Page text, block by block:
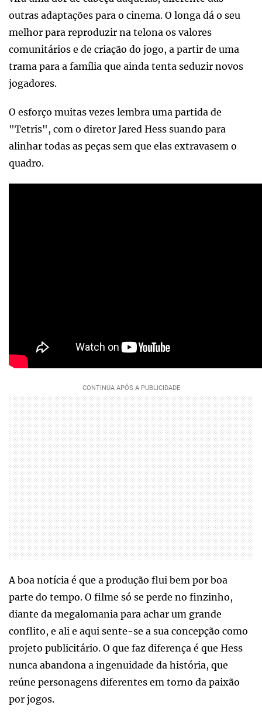
outras adaptações para o cinema. O longa dá o seu
melhor para reproduzir na telona os valores
comunitários e de criação do jogo, a partir de uma
trama para a família que ainda tenta seduzir novos
jogadores.
O esforço muitas vezes lembra uma partida de
"Tetris", com o diretor Jared Hess suando para
alinhar todas as peças sem que elas extravasem o
quadro.
A boa notícia é que a produção flui bem por boa
parte do tempo. O filme só se perde no finzinho,
diante da megalomania para achar um grande
conflito, e ali e aqui sente-se a sua concepção como
projeto publicitário. O que faz diferença é que Hess
nunca abandona a ingenuidade da história, que
reúne personagens diferentes em torno da paixão
por jogos.